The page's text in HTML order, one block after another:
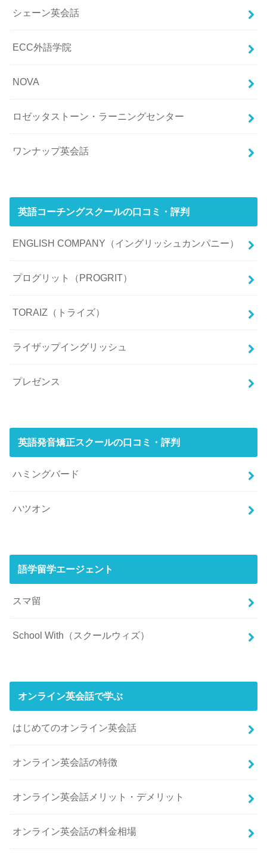
シェーン英会話
ECC外語学院
NOVA
ロゼッタストーン・ラーニングセンター
ワンナップ英会話
英語コーチングスクールの口コミ・評判
ENGLISH COMPANY（イングリッシュカンパニー）
プログリット（PROGRIT）
TORAIZ（トライズ）
ライザップイングリッシュ
プレゼンス
英語発音矯正スクールの口コミ・評判
ハミングバード
ハツオン
語学留学エージェント
スマ留
School With（スクールウィズ）
オンライン英会話で学ぶ
はじめてのオンライン英会話
オンライン英会話の特徴
オンライン英会話メリット・デメリット
オンライン英会話の料金相場